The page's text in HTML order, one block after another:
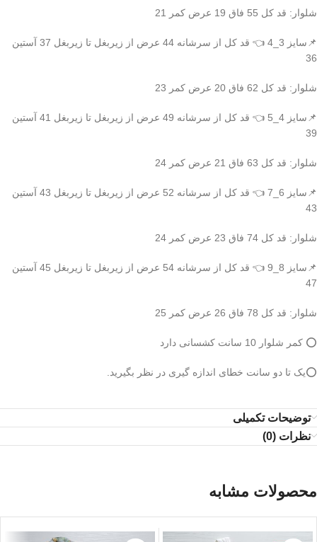
شلوار: قد کل 55 فاق 19 عرض کمر 21
📌سایز 3_4 👈 قد کل از سرشانه 44 عرض از زیربغل تا زیربغل 37 آستین
36
شلوار: قد کل 62 فاق 20 عرض کمر 23
📌سایز 4_5 👈 قد کل از سرشانه 49 عرض از زیربغل تا زیربغل 41 آستین
39
شلوار: قد کل 63 فاق 21 عرض کمر 24
📌سایز 6_7 👈 قد کل از سرشانه 52 عرض از زیربغل تا زیربغل 43 آستین
43
شلوار: قد کل 74 فاق 23 عرض کمر 24
📌سایز 8_9 👈 قد کل از سرشانه 54 عرض از زیربغل تا زیربغل 45 آستین
47
شلوار: قد کل 78 فاق 26 عرض کمر 25
⭕️ کمر شلوار 10 سانت کشسانی دارد
⭕️یک تا دو سانت خطای اندازه گیری در نظر بگیرید.
توضیحات تکمیلی
نظرات (0)
محصولات مشابه